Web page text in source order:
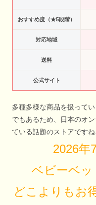
おすすめ度（★5段階）
対応地域
送料
公式サイト
多種多様な商品を扱って
でもあるため、日本のオ
ている話題のストアですね
2026年
ベビーベッ
どこよりもお